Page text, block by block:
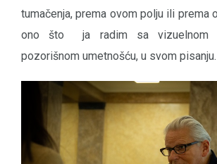
tumačenja, prema ovom polju ili prema
ono što ja radim sa vizuelnom
pozorišnom umetnošću, u svom pisanju.